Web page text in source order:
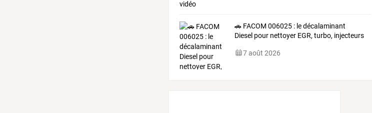
🚗 FACOM 006025 : le décalaminant
Diesel pour nettoyer EGR, turbo, injecteurs
7 août 2026